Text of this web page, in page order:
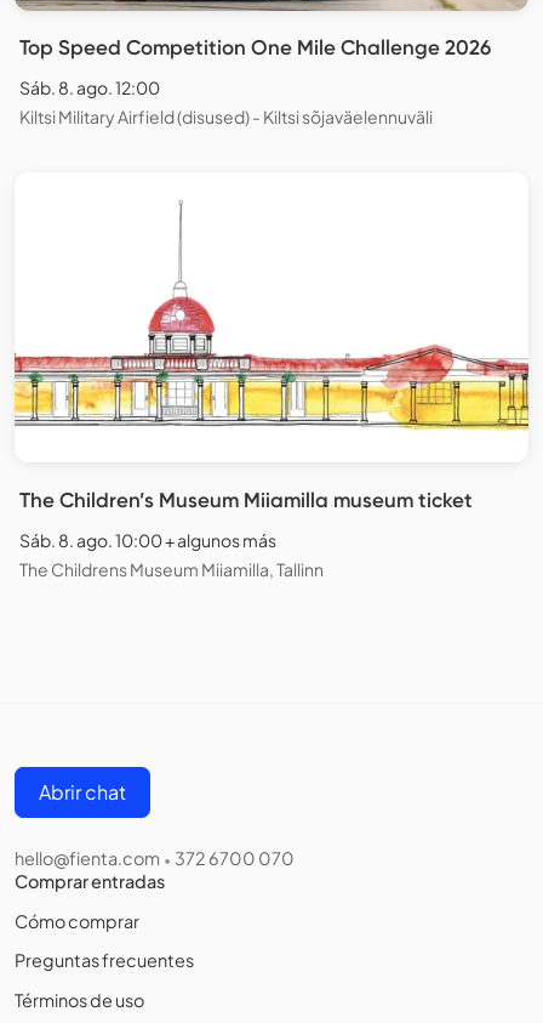
Top Speed Competition One Mile Challenge 2026
Sáb. 8. ago. 12:00
Kiltsi Military Airfield (disused) - Kiltsi sõjaväelennuväli
The Children’s Museum Miiamilla museum ticket
Sáb. 8. ago. 10:00 + algunos más
The Childrens Museum Miiamilla, Tallinn
Abrir chat
hello@fienta.com • 372 6700 070
Comprar entradas
Cómo comprar
Preguntas frecuentes
Términos de uso